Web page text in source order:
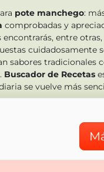
pote manchego:
comprobadas y
encontrarás, entre otras,
cuidadosamente
sabores tradicionales
Buscador de Recetas
se vuelve más